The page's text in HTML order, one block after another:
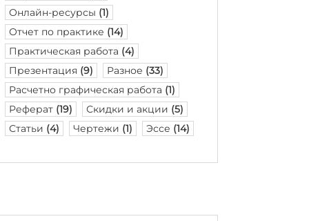
Онлайн-ресурсы (1)
Отчет по практике (14)
Практическая работа (4)
Презентация (9) Разное (33)
Расчетно графическая работа (1)
Реферат (19) Скидки и акции (5)
Статьи (4) Чертежи (1) Эссе (14)